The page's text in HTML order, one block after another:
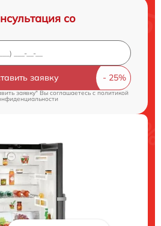
со
заявку
заявку" Вы соглашаетесь cполитикой